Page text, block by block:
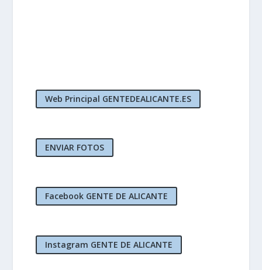
Web Principal GENTEDEALICANTE.ES
ENVIAR FOTOS
Facebook GENTE DE ALICANTE
Instagram GENTE DE ALICANTE